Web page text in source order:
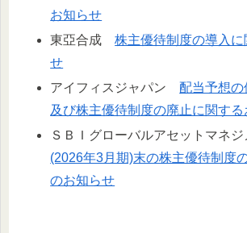
お知らせ
東亞合成株主優待制度の導入に
せ
アイフィスジャパン配当予想の
及び株主優待制度の廃止に関す
ＳＢＩグローバルアセットマネ
(2026年3月期)末の株主優待制度
のお知らせ